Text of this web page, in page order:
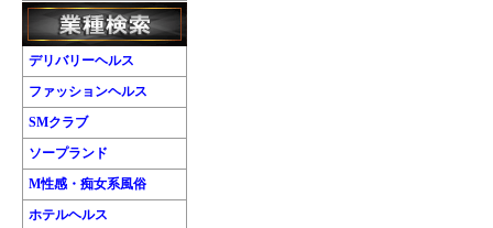
デリバリーヘルス
ファッションヘルス
SMクラブ
ソープランド
M性感・痴女系風俗
ホテルヘルス